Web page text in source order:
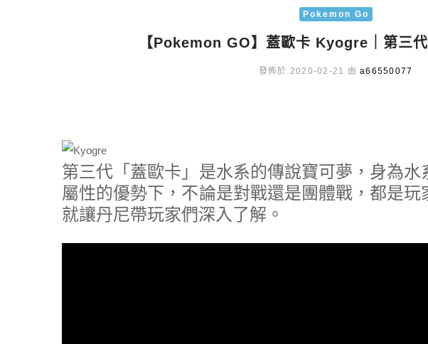
Pokemon Go
【Pokemon GO】蓋歐卡 Kyogre｜第三
發佈於 2020-02-21 由 a66550077
第三代「蓋歐卡」是水系的傳說寶可夢，身為
屬性的優勢下，不論是對戰還是團體戰，都是
就讓丹尼帶玩家們深入了解。